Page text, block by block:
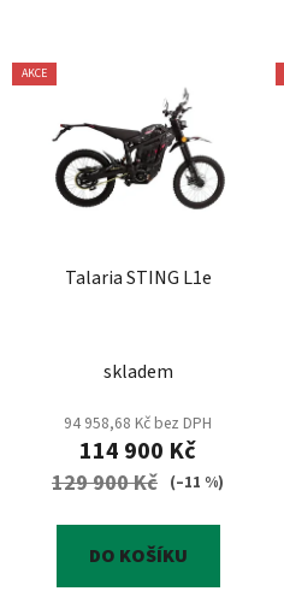
AKCE
Talaria STING L1e
skladem
94 958,68 Kč bez DPH
114 900 Kč
129 900 Kč (–11 %)
DO KOŠÍKU